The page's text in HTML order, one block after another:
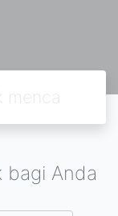
bagi Anda